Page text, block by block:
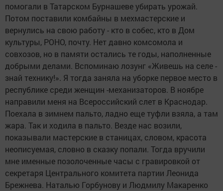
помогали в Татарском Бурнашеве убирать урожай.
Потом поставили комбайны в мехмастерские и
вернулись на свою работу - кто в собес, кто в Дом
культуры, РОНО, почту. Нет давно комсомола и
совхозов, но в памяти остались те годы, наполненные
добрыми делами. Вспоминаю лозунг «Живешь на селе -
знай технику!». Я тогда заняла на уборке первое место в
республике среди женщин -механизаторов. В ноябре
направили меня на Всероссийский слет в Краснодар.
Поехала в зимнем пальто, ладно еще туфли взяла, а там
жара. Так и ходила в пальто. Везде нас возили,
показывали мастерские в станицах, словом, красота
неописуемая, словно в сказку попали. Тогда вручили
мне именные позолоченные часы с гравировкой от
секретаря Центрального комитета партии Леонида
Брежнева. Наталью Горбунову и Людмилу Макаренко